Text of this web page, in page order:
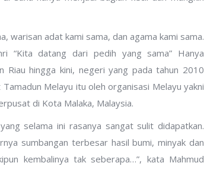
warisan adat kami sama, dan agama kami sama.
“Kita datang dari pedih yang sama” Hanya
Riau hingga kini, negeri yang pada tahun 2010
Melayu itu oleh organisasi Melayu yakni
di Kota Malaka, Malaysia.
selama ini rasanya sangat sulit didapatkan.
sumbangan terbesar hasil bumi, minyak dan
kembalinya tak seberapa…”, kata Mahmud